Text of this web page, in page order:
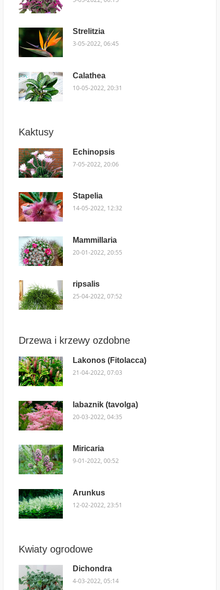
Strelitzia
3-05-2022, 06:45
Calathea
10-05-2022, 20:31
Kaktusy
Echinopsis
7-05-2022, 20:06
Stapelia
14-05-2022, 12:32
Mammillaria
20-01-2022, 20:55
ripsalis
25-04-2022, 07:52
Drzewa i krzewy ozdobne
Lakonos (Fitolacca)
21-04-2022, 07:03
labaznik (tavolga)
20-03-2022, 04:35
Miricaria
9-01-2022, 00:52
Arunkus
12-02-2022, 23:51
Kwiaty ogrodowe
Dichondra
4-03-2022, 05:14